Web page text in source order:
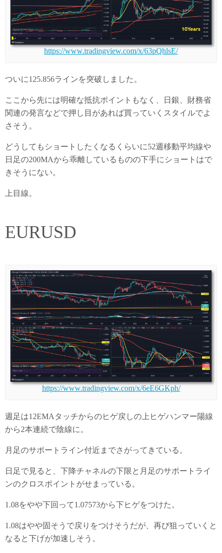
https://www.tradingview.com/x/63pQhlsE/
ついに125.856ラインを突破しました。
ここから先には明確な抵抗ポイントもなく、日銀、財務省
関連の発言などで押し目があれば買っていくスタイルでよ
さそう。
どうしてもショートしたくなるくらいに52週移動平均線や
日足の200MAから乖離しているものの下手にショートはで
きそうにない。
上目線。
EURUSD
https://www.tradingview.com/x/6eE6GKph/
週足は12EMAタッチからのヒゲ戻しの上ヒゲハンマー陽線
から2本連続で陰線に。
月足のサポートライン付近までさがってきている。
日足で見ると、下降チャネルの下限と月足のサポートライ
ンのクロスポイントがせまっている。
1.08をやや下回って1.07573から下ヒゲをつけた。
1.08はやや固そうで戻りをつけそうだが、再び狙っていくと
なると下げが加速しそう。